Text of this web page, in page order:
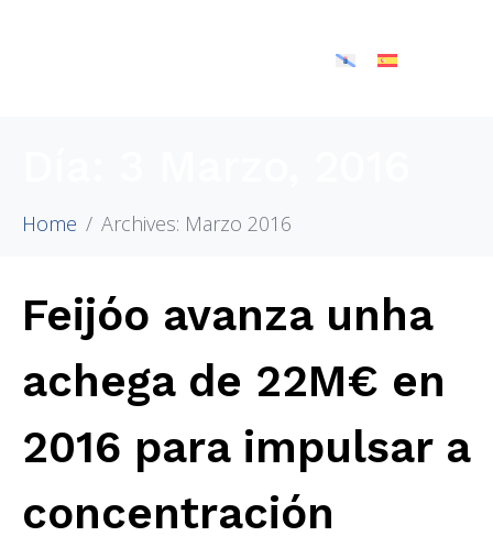
Home Archives: Marzo 2016
Feijóo avanza unha
achega de 22M€ en
2016 para impulsar a
concentración